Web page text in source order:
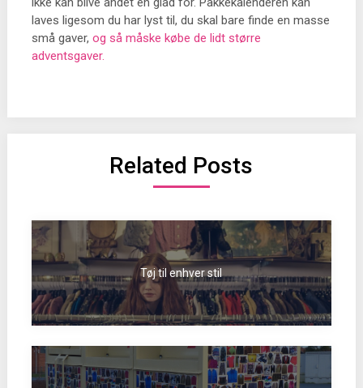
laves ligesom du har lyst til, du skal bare finde en masse
små gaver, og så måske købe de lidt større
adventsgaver.
Related Posts
Tøj til enhver stil